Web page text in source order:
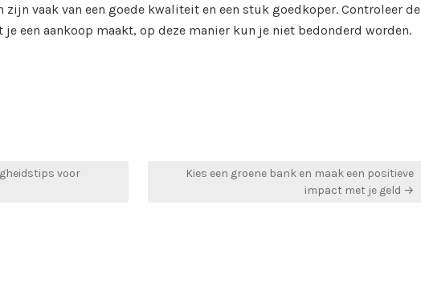
vaak van een goede kwaliteit en een stuk goedkoper. Controleer de
een aankoop maakt, op deze manier kun je niet bedonderd worden.
voor
Kies een groene bank en maak een positieve
impact met je geld →